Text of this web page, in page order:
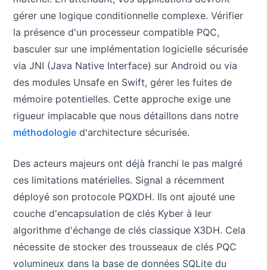
gérer une logique conditionnelle complexe. Vérifier
la présence d'un processeur compatible PQC,
basculer sur une implémentation logicielle sécurisée
via JNI (Java Native Interface) sur Android ou via
des modules Unsafe en Swift, gérer les fuites de
mémoire potentielles. Cette approche exige une
rigueur implacable que nous détaillons dans notre
méthodologie d'architecture sécurisée.
Des acteurs majeurs ont déjà franchi le pas malgré
ces limitations matérielles. Signal a récemment
déployé son protocole PQXDH. Ils ont ajouté une
couche d'encapsulation de clés Kyber à leur
algorithme d'échange de clés classique X3DH. Cela
nécessite de stocker des trousseaux de clés PQC
volumineux dans la base de données SQLite du